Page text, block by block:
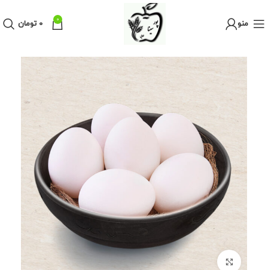
منو 0
0 تومان
برای بزرگنمایی کلیک کنید